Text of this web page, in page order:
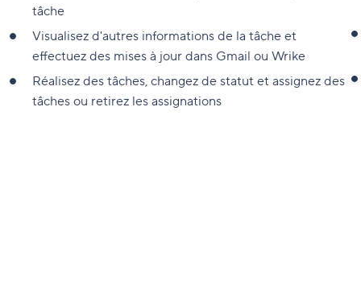
tâche
Visualisez d'autres informations de la tâche et
effectuez des mises à jour dans Gmail ou Wrike
Réalisez des tâches, changez de statut et assignez des
tâches ou retirez les assignations